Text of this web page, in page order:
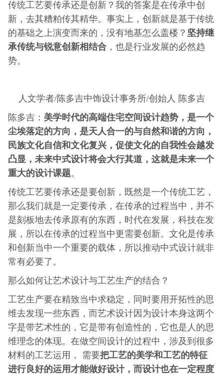
传统工艺要传承还是创新？我的答案是在传承中创
新，去其糟粕传其精华。事实上，创新就是基于传统
的基础之上演变而来的，没有地基怎么盖楼？ 坚持继
承传统与锐意创新相结合 ，也是行业发展的必然趋
势。
人文学者/陈多吉中饰设计事务所/创始人 陈多吉
陈多吉： 美学时代的高端住宅空间设计趋势，是一个
尘埃落定的方向，是天人合一的与自然和谐的方向，
民族文化自信和文化复兴，促使文化的自我性会越发
凸显，未来中式设计将会大行其道，这就是未来一个
重大的设计课题。
传统工艺要传承还是要创新，既然是一个传统工艺，
那么我们就是一定要传承，在传承的过程当中，并不
是刻板地去传承原有的东西，时代在发展，科技在发
展，所以在传承的过程当中更需要创新。文化是传承
和创新当中一个重要的载体，所以推动中式设计就非
常有必要了。
那么如何让艺术设计与工艺生产的结合？
工艺生产要在精致当中求稳定，同时要用开拓性的思
维去发现一些东西，而艺术设计因为设计本身这两个
字是带艺术性的，它是带有创造性的，它也是人的思
维理念的体现。在做空间设计的过程中，涉及到很多
材料的工艺运用， 需要把工艺的美学和工艺的特征
进行良好的运用才能做好设计，而设计也在一定程度